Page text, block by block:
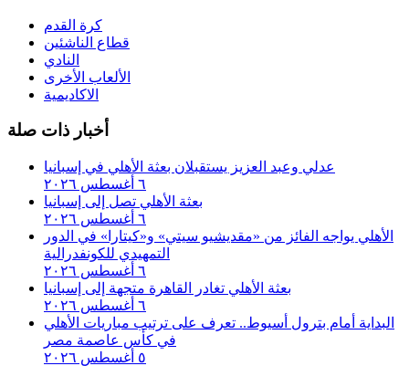
كرة القدم
قطاع الناشئين
النادي
الألعاب الأخرى
الاكاديمية
أخبار ذات صلة
عدلي وعبد العزيز يستقبلان بعثة الأهلي في إسبانيا
٦ أغسطس ٢٠٢٦
بعثة الأهلي تصل إلى إسبانيا
٦ أغسطس ٢٠٢٦
الأهلي يواجه الفائز من «مقديشيو سيتي» و«كيتارا» في الدور
التمهيدي للكونفدرالية
٦ أغسطس ٢٠٢٦
بعثة الأهلي تغادر القاهرة متجهة إلى إسبانيا
٦ أغسطس ٢٠٢٦
البداية أمام بترول أسيوط.. تعرف على ترتيب مباريات الأهلي
في كأس عاصمة مصر
٥ أغسطس ٢٠٢٦